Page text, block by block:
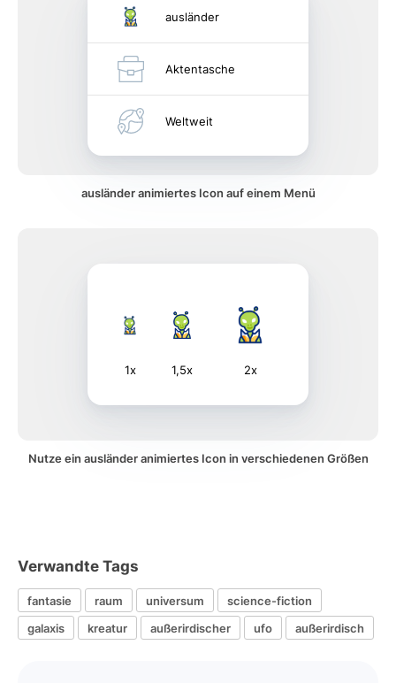
ausländer
Aktentasche
Weltweit
ausländer animiertes Icon auf einem Menü
1x 1,5x 2x
Nutze ein ausländer animiertes Icon in verschiedenen Größen
Verwandte Tags
fantasie raum universum
science-fiction
galaxis
kreatur außerirdischer ufo außerirdisch